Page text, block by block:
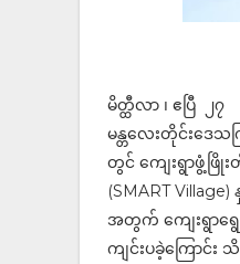
မိတ္ထီလာ ၊ ဧပြီ ၂၇
မန္တလေးတိုင်းဒေသ
တွင် ကျေးရွာဖွံ့ဖြိုး
(SMART
အတွက် ကျေးရွာရွေ
ကျင်းပခဲ့ကြောင်း